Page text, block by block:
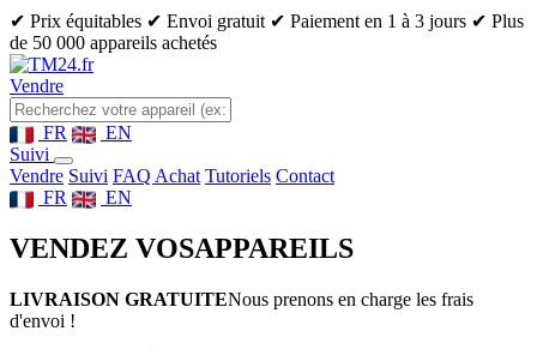
✔ Prix équitables ✔ Envoi gratuit ✔ Paiement en 1 à 3 jours ✔ Plus
de 50 000 appareils achetés
Vendre
FR
EN
Suivi
Vendre Suivi FAQ Achat Tutoriels Contact
FR
EN
VENDEZ VOSAPPAREILS
LIVRAISON GRATUITENous prenons en charge les frais
d'envoi !